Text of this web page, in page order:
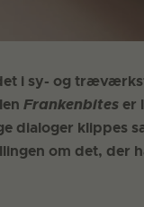
i sy- og
Frankenbites er
dialoger klippes
om det, der